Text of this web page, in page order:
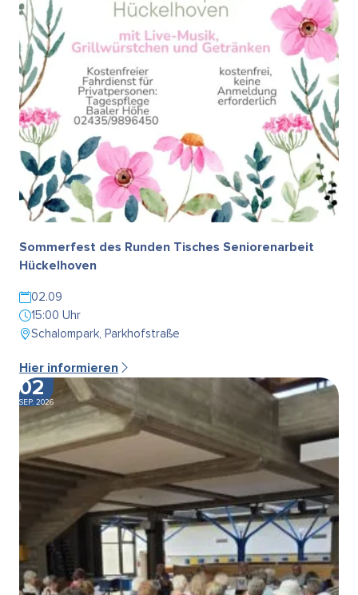
Sommerfest des Runden Tisches Seniorenarbeit
Hückelhoven
02.09
15:00 Uhr
Schalompark, Parkhofstraße
Hier informieren
02
SEP. 2026